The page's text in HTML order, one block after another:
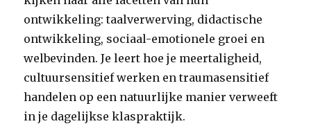
ontwikkeling: taalverwerving, didactische
ontwikkeling, sociaal-emotionele groei en
welbevinden. Je leert hoe je meertaligheid,
cultuursensitief werken en traumasensitief
handelen op een natuurlijke manier verweeft
in je dagelijkse klaspraktijk.